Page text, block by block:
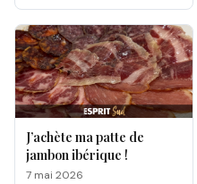
J’achète ma patte de
jambon ibérique !
7 mai 2026